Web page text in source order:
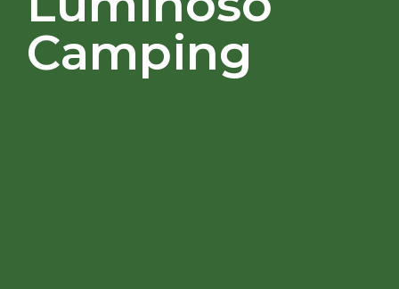
Camping